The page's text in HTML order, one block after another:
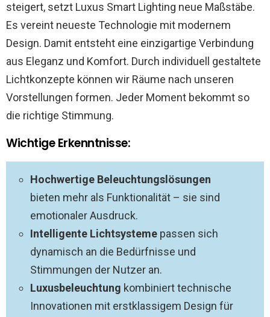
steigert, setzt Luxus Smart Lighting neue Maßstäbe.
Es vereint neueste Technologie mit modernem
Design. Damit entsteht eine einzigartige Verbindung
aus Eleganz und Komfort. Durch individuell gestaltete
Lichtkonzepte können wir Räume nach unseren
Vorstellungen formen. Jeder Moment bekommt so
die richtige Stimmung.
Wichtige Erkenntnisse:
Hochwertige Beleuchtungslösungen
bieten mehr als Funktionalität – sie sind
emotionaler Ausdruck.
Intelligente Lichtsysteme passen sich
dynamisch an die Bedürfnisse und
Stimmungen der Nutzer an.
Luxusbeleuchtung kombiniert technische
Innovationen mit erstklassigem Design für